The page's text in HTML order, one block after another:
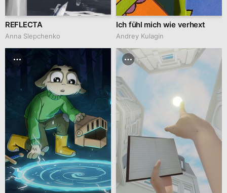
REFLECTA
Anna Slepchenko
Ich fühl mich wie verhext
Andrey Kulagin